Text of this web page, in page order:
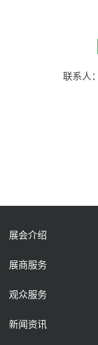
联系人
邮 箱：
展会介绍
展商服务
观众服务
新闻资讯